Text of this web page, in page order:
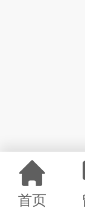
首页